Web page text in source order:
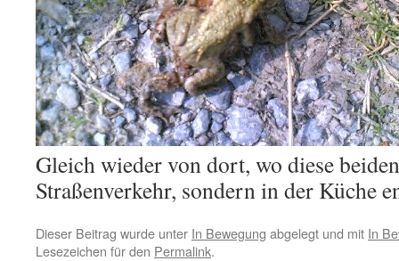
Gleich wieder von dort, wo diese
Straßenverkehr, sondern in der Küche
Dieser Beitrag wurde unter In Bewegung abgelegt und mit In
Lesezeichen für den Permalink.